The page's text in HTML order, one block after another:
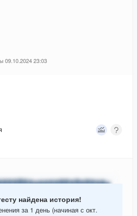
09.10.2024 23:03
найдена история!
за 1 день (начиная с окт.